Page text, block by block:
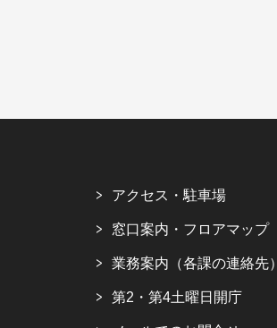
アクセス・駐車場
窓口案内・フロアマップ
業務案内（各課の連絡先）
第2・第4土曜日開庁